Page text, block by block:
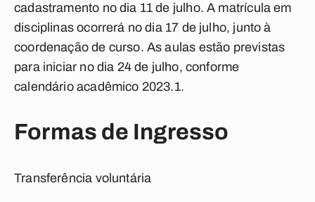
cadastramento no dia 11 de julho. A matrícula em
disciplinas ocorrerá no dia 17 de julho, junto à
coordenação de curso. As aulas estão previstas
para iniciar no dia 24 de julho, conforme
calendário acadêmico 2023.1.
Formas de Ingresso
Transferência voluntária